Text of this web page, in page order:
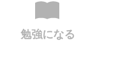
勉強になる